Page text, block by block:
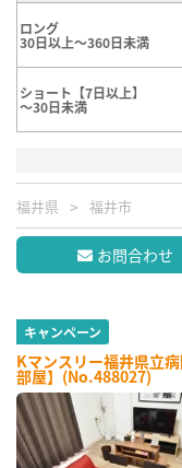
ロング
30日以上～360日未満
ショート【7日以上】
～30日未満
福井県 福井市
お問合わせ
キャンペーン
Kマンスリー福井県立
部屋】(No.488027)